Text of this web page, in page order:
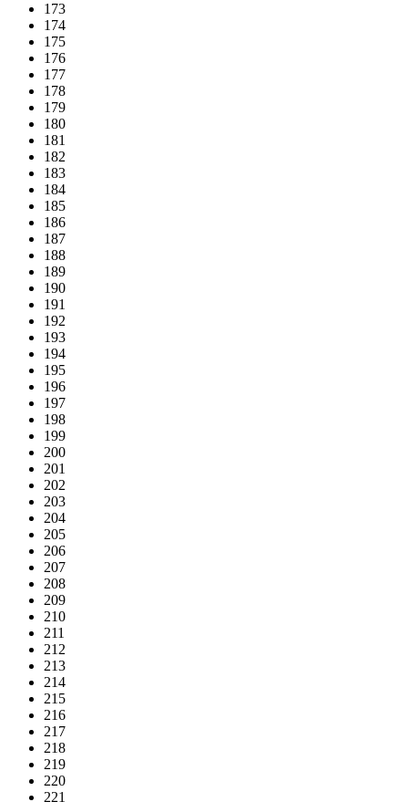
173
174
175
176
177
178
179
180
181
182
183
184
185
186
187
188
189
190
191
192
193
194
195
196
197
198
199
200
201
202
203
204
205
206
207
208
209
210
211
212
213
214
215
216
217
218
219
220
221